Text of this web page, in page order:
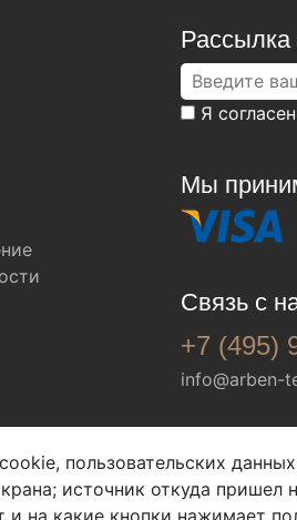
Рассылка
Я
Мы
Связь с
+7 (495)
info@arben-
пользовательских
источник откуда пришел
на какие кнопки нажимает